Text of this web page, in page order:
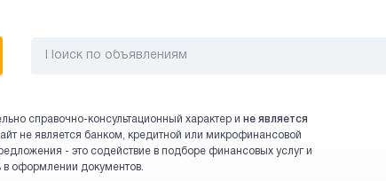
справочно-консультационный характер и не является
не является банком, кредитной или микрофинансовой
- это содействие в подборе финансовых услуг и
оформлении документов.